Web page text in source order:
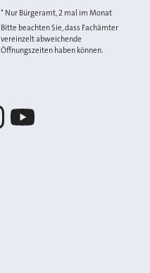
* Nur Bürgeramt, 2 mal im Monat
Bitte beachten Sie, dass Fachämter
vereinzelt abweichende
Öffnungszeiten haben können.